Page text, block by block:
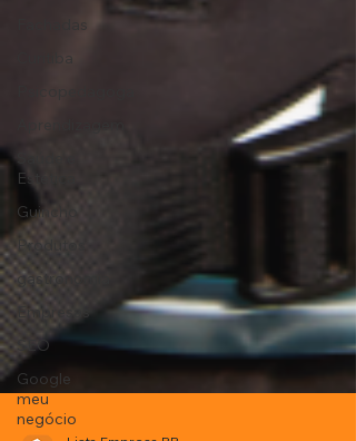
Fachadas
Curitiba
Estética
Guincho
Produtos
gastronomia
Empresas
SEO
Google
meu
negócio